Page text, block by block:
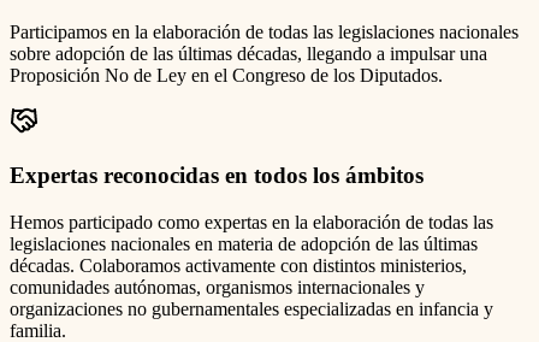
Participamos en la elaboración de todas las legislaciones nacionales
sobre adopción de las últimas décadas, llegando a impulsar una
Proposición No de Ley en el Congreso de los Diputados.
Expertas reconocidas en todos los ámbitos
Hemos participado como expertas en la elaboración de todas las
legislaciones nacionales en materia de adopción de las últimas
décadas. Colaboramos activamente con distintos ministerios,
comunidades autónomas, organismos internacionales y
organizaciones no gubernamentales especializadas en infancia y
familia.